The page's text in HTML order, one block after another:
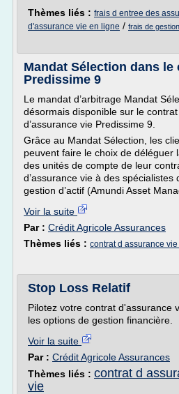
Thèmes liés : frais d entree des
d'assurance vie en ligne / frais de
Mandat Sélection dans le
Predissime 9
Le mandat d’arbitrage Mandat
désormais disponible sur le contrat
d’assurance vie Predissime 9.
Grâce au Mandat Sélection, les
peuvent faire le choix de déléguer
des unités de compte de leur
d’assurance vie à des spécialistes
gestion d’actif (Amundi Asset
Voir la suite
Par : Crédit Agricole Assurances
Thèmes liés : contrat d assurance
Stop Loss Relatif
Pilotez votre contrat d'assurance
les options de gestion financière.
Voir la suite
Par : Crédit Agricole Assurances
Thèmes liés : contrat d
vie